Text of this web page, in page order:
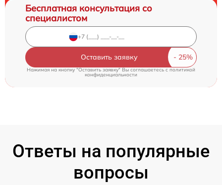
Бесплатная консультация со
специалистом
Оставить заявку
Нажимая на кнопку "Оставить заявку" Вы соглашаетесь cполитикой
конфиденциальности
Ответы на популярные
вопросы